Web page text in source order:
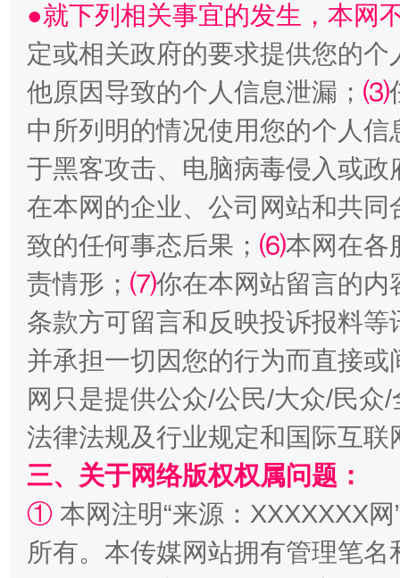
阿坝州三大球赛在茂县开幕
国家大学科技园优化重塑工作
●就下列相关事宜的发生，本网
定或相关政府的要求提供您的个
他原因导致的个人信息泄漏； ⑶
中所列明的情况使用您的个人
于黑客攻击、电脑病毒侵入或
在本网的企业、公司网站和共
致的任何事态后果； ⑹本网在各
责情形； ⑺你在本网站留言的内
条款方可留言和反映投诉报料
并承担一切因您的行为而直接
网只是提供公众/公民/大众/民
法律法规及行业规定和国际互
三、关于网络版权权属问题：
① 本网注明“来源：XXXXXXX
所有。本传媒网站拥有管理笔